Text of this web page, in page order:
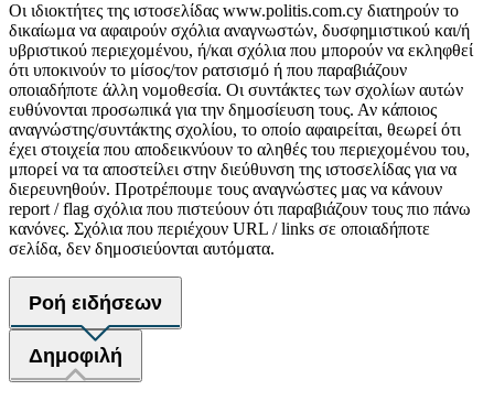
Οι ιδιοκτήτες της ιστοσελίδας www.politis.com.cy διατηρούν το
δικαίωμα να αφαιρούν σχόλια αναγνωστών, δυσφημιστικού και/ή
υβριστικού περιεχομένου, ή/και σχόλια που μπορούν να εκληφθεί
ότι υποκινούν το μίσος/τον ρατσισμό ή που παραβιάζουν
οποιαδήποτε άλλη νομοθεσία. Οι συντάκτες των σχολίων αυτών
ευθύνονται προσωπικά για την δημοσίευση τους. Αν κάποιος
αναγνώστης/συντάκτης σχολίου, το οποίο αφαιρείται, θεωρεί ότι
έχει στοιχεία που αποδεικνύουν το αληθές του περιεχομένου του,
μπορεί να τα αποστείλει στην διεύθυνση της ιστοσελίδας για να
διερευνηθούν. Προτρέπουμε τους αναγνώστες μας να κάνουν
report / flag σχόλια που πιστεύουν ότι παραβιάζουν τους πιο πάνω
κανόνες. Σχόλια που περιέχουν URL / links σε οποιαδήποτε
σελίδα, δεν δημοσιεύονται αυτόματα.
Ροή ειδήσεων
Δημοφιλή